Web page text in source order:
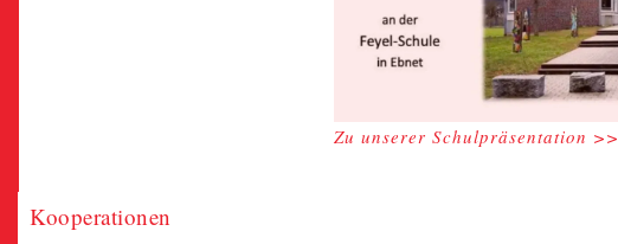
Zu unserer Schulpräsentation >>
Kooperationen